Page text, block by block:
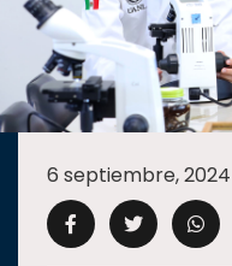
SECCIONES
ACADEMIA
CAMPUS UANL
6 septiembre, 2024